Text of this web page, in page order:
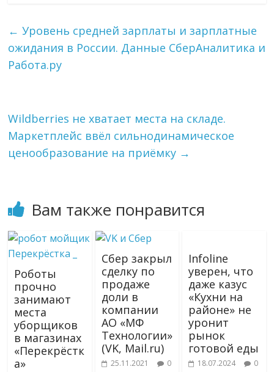
r
a
m
l
a
i
в
и
← Уровень средней зарплаты и зарплатные
ожидания в России. Данные СберАналитика и
Работа.ру
Wildberries не хватает места на складе.
Маркетплейс ввёл сильнодинамическое
ценообразование на приёмку →
Вам также понравится
Роботы
прочно
занимают
места
уборщиков
в магазинах
«Перекрёстк
а»
Сбер закрыл
сделку по
продаже
доли в
компании
АО «МФ
Технологии»
(VK, Mail.ru)
25.11.2021 0
Infoline
уверен, что
даже казус
«Кухни на
районе» не
уронит
рынок
готовой еды
18.07.2024 0